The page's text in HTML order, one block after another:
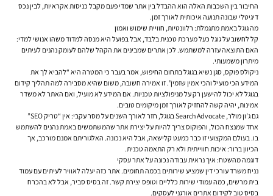
החיבור בין השכבות האלה הוא ההבדל בין אתר שמדי פעם מקבל כניסות אקראיות, לבין נכס
דיגיטלי שבונה תנועה איכותית לאורך זמן.
מה גוגל באמת מתגמלת: רלוונטיות, חוויית שימוש ואמון
קל לחשוב על גוגל כעל מערכת טכנית בלבד, אבל בפועל היא מנסה למדוד משהו אנושי למדי:
האם התוצאה עזרה למשתמש. לכן אתרים שמבינים את הקהל שלהם לעומק נהנים לעיתים
מיתרון משמעותי.
ניקולס פוקס, סגן נשיא בגוגל בתחום החיפוש, אמר בעבר כי המטרה היא “להביא לך את
המידע הכי מועיל והכי אמין שזמין”. זו אמירה חשובה, משום שהיא מסבירה למה תהליך קידום
בגוגל לא יכול להישען רק על מניפולציות טכניות. אם המידע לא מועיל, ואם האתר לא משדר
אמינות, יהיה קשה להחזיק לאורך זמן מיקומים טובים.
גם ג’ון מולר, Search Advocate בגוגל, חזר לאורך השנים על מסר עקבי: אין “טריק SEO”
אחד שמנצח הכול, והפוקוס צריך להיות על יצירת אתר שהמשתמשים באמת נהנים להשתמש
בו. בעולם המקצועי זו כבר כמעט קלישאה, אבל היא נכונה. האלגוריתם אמנם מורכב, אך
הכיוון ברור: איכות חווייתית ולא רק התאמה טכנית.
דוגמה מהשטח: איך נראית עבודה נכונה על אתר עסקי
נניח משרד עורכי דין שמציע שירותים בכמה תחומים. אתר כזה יעלה לאוויר לעיתים עם עמוד
בית מרשים, כמה עמודי שירות כלליים וטופס יצירת קשר. זה בסיס סביר, אבל לא בהכרח
בסיס טוב לקידום אתרים אורגני לעסקים.